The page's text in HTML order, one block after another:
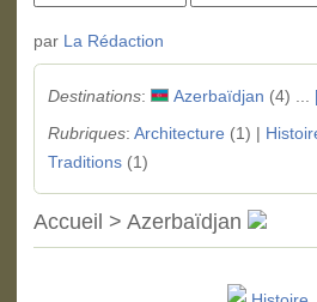
par La Rédaction
Destinations: Azerbaïdjan (4) ...
Rubriques: Architecture (1) |
Traditions(1)
Accueil > Azerbaïdjan